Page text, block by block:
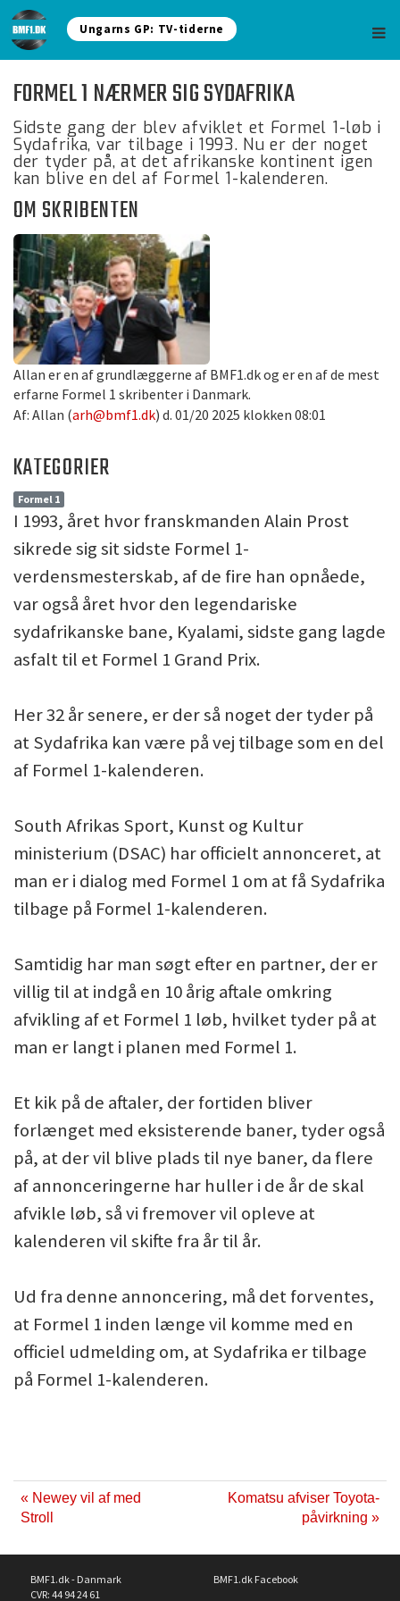
Ungarns GP: TV-tiderne
FORMEL 1 NÆRMER SIG SYDAFRIKA
Sidste gang der blev afviklet et Formel 1-løb i
Sydafrika, var tilbage i 1993. Nu er der noget
der tyder på, at det afrikanske kontinent igen
kan blive en del af Formel 1-kalenderen.
OM SKRIBENTEN
Allan er en af grundlæggerne af BMF1.dk og er en af de mest
erfarne Formel 1 skribenter i Danmark.
Af: Allan (arh@bmf1.dk) d. 01/20 2025 klokken 08:01
KATEGORIER
Formel 1
I 1993, året hvor franskmanden Alain Prost
sikrede sig sit sidste Formel 1-
verdensmesterskab, af de fire han opnåede,
var også året hvor den legendariske
sydafrikanske bane, Kyalami, sidste gang lagde
asfalt til et Formel 1 Grand Prix.
Her 32 år senere, er der så noget der tyder på
at Sydafrika kan være på vej tilbage som en del
af Formel 1-kalenderen.
South Afrikas Sport, Kunst og Kultur
ministerium (DSAC) har officielt annonceret, at
man er i dialog med Formel 1 om at få Sydafrika
tilbage på Formel 1-kalenderen.
Samtidig har man søgt efter en partner, der er
villig til at indgå en 10 årig aftale omkring
afvikling af et Formel 1 løb, hvilket tyder på at
man er langt i planen med Formel 1.
Et kik på de aftaler, der fortiden bliver
forlænget med eksisterende baner, tyder også
på, at der vil blive plads til nye baner, da flere
af annonceringerne har huller i de år de skal
afvikle løb, så vi fremover vil opleve at
kalenderen vil skifte fra år til år.
Ud fra denne annoncering, må det forventes,
at Formel 1 inden længe vil komme med en
officiel udmelding om, at Sydafrika er tilbage
på Formel 1-kalenderen.
« Newey vil af med
Stroll
Komatsu afviser Toyota-
påvirkning »
BMF1.dk - Danmark
CVR: 44 94 24 61
BMF1.dk Facebook